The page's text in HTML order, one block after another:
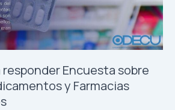
responder Encuesta sobre
y Farmacias